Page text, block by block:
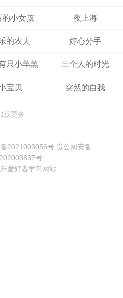
的小女孩 夜上海
的农夫 好心分手
只小羊羔 三个人的时光
宝贝 突然的自我
载更多
2021003056号 贵公网安备
号
爱好者学习网站